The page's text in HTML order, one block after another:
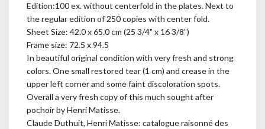
Edition:100 ex. without centerfold in the plates. Next to
the regular edition of 250 copies with center fold.
Sheet Size: 42.0 x 65.0 cm (25 3/4" x 16 3/8”)
Frame size: 72.5 x 94.5
In beautiful original condition with very fresh and strong
colors. One small restored tear (1 cm) and crease in the
upper left corner and some faint discoloration spots.
Overall a very fresh copy of this much sought after
pochoir by Henri Matisse.
Claude Duthuit, Henri Matisse: catalogue raisonné des